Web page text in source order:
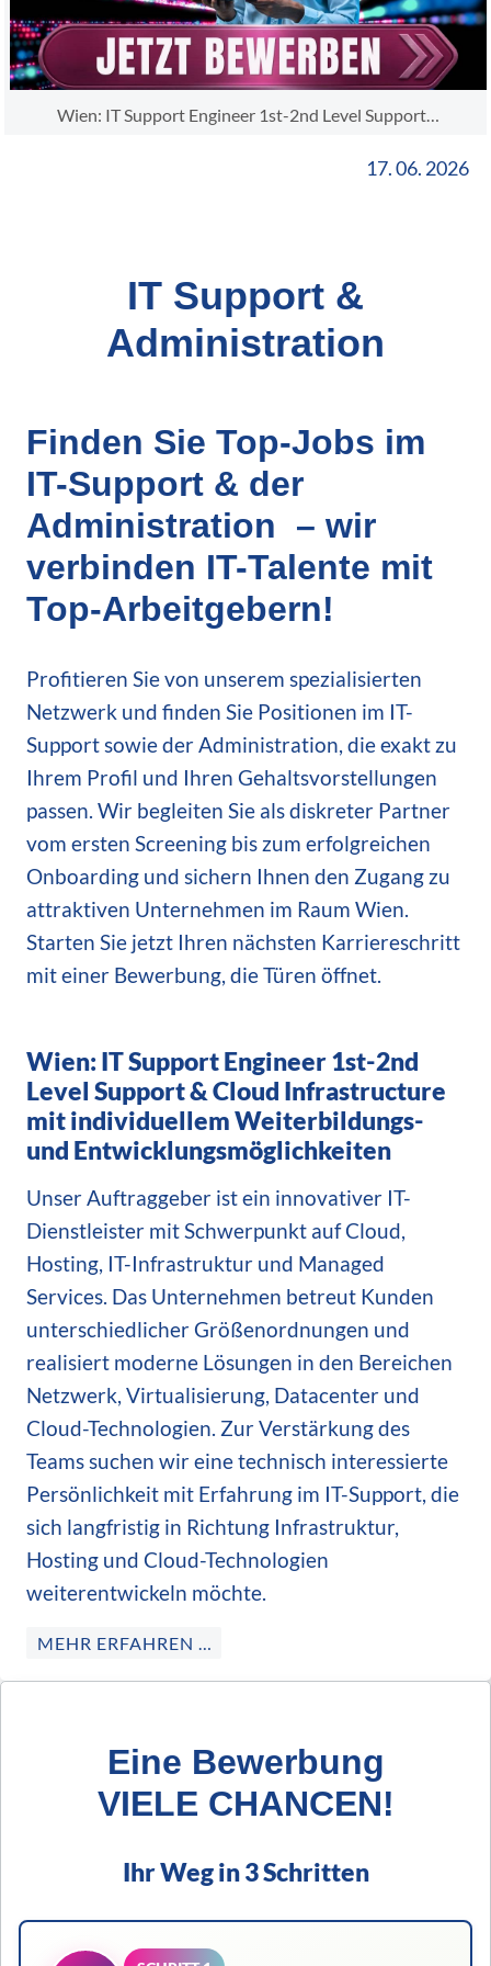
Wien: IT Support Engineer 1st-2nd Level Support…
17. 06. 2026
IT Support &
Administration
Finden Sie Top-Jobs im
IT-Support & der
Administration – wir
verbinden IT-Talente mit
Top-Arbeitgebern!
Profitieren Sie von unserem spezialisierten
Netzwerk und finden Sie Positionen im IT-
Support sowie der Administration, die exakt zu
Ihrem Profil und Ihren Gehaltsvorstellungen
passen. Wir begleiten Sie als diskreter Partner
vom ersten Screening bis zum erfolgreichen
Onboarding und sichern Ihnen den Zugang zu
attraktiven Unternehmen im Raum Wien.
Starten Sie jetzt Ihren nächsten Karriereschritt
mit einer Bewerbung, die Türen öffnet.
Wien: IT Support Engineer 1st-2nd
Level Support & Cloud Infrastructure
mit individuellem Weiterbildungs-
und Entwicklungsmöglichkeiten
Unser Auftraggeber ist ein innovativer IT-
Dienstleister mit Schwerpunkt auf Cloud,
Hosting, IT-Infrastruktur und Managed
Services. Das Unternehmen betreut Kunden
unterschiedlicher Größenordnungen und
realisiert moderne Lösungen in den Bereichen
Netzwerk, Virtualisierung, Datacenter und
Cloud-Technologien. Zur Verstärkung des
Teams suchen wir eine technisch interessierte
Persönlichkeit mit Erfahrung im IT-Support, die
sich langfristig in Richtung Infrastruktur,
Hosting und Cloud-Technologien
weiterentwickeln möchte.
MEHR ERFAHREN …
Eine Bewerbung
VIELE CHANCEN!
Ihr Weg in 3 Schritten